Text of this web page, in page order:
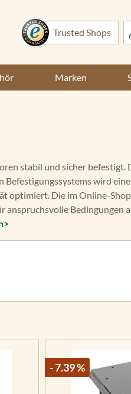
Trusted Shops
Marken
stabil und sicher befestigt.
wird
optimiert. Die im Online-
Bedingungen
- 7.39 %